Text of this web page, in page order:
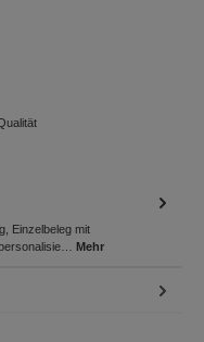
Einzelbeleg mit
Mehr